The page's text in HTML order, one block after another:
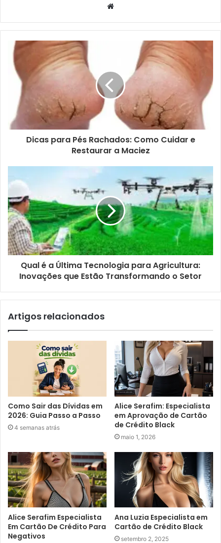
Website
Dicas para Pés Rachados: Como Cuidar e
Restaurar a Maciez
Qual é a Última Tecnologia para Agricultura:
Inovações que Estão Transformando o Setor
Artigos relacionados
Como Sair das Dívidas em
2026: Guia Passo a Passo
4 semanas atrás
Alice Serafim: Especialista
em Aprovação de Cartão
de Crédito Black
maio 1, 2026
Alice Serafim Especialista
Em Cartão De Crédito Para
Negativos
Ana Luzia Especialista em
Cartão de Crédito Black
setembro 2, 2025